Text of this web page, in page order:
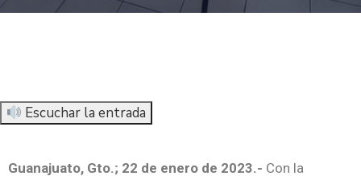
Escuchar la entrada
Guanajuato, Gto.; 22 de enero de 2023.- Con la